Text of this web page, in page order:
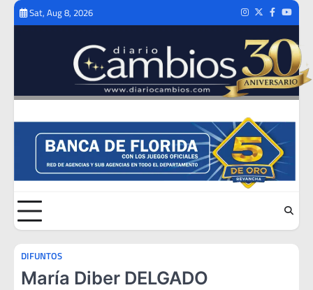
Skip
Sat, Aug 8, 2026 Instagram
TwitterFacebook
DIFUNTOS
María Diber DELGADO